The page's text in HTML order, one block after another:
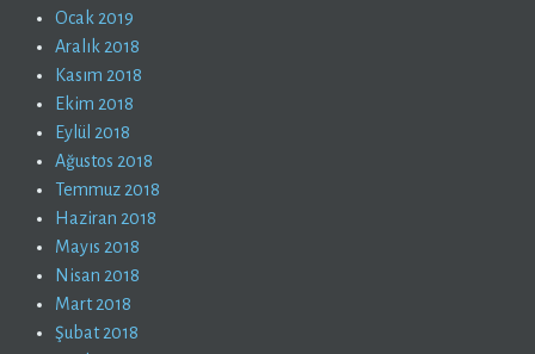
Ocak 2019
Aralık 2018
Kasım 2018
Ekim 2018
Eylül 2018
Ağustos 2018
Temmuz 2018
Haziran 2018
Mayıs 2018
Nisan 2018
Mart 2018
Şubat 2018